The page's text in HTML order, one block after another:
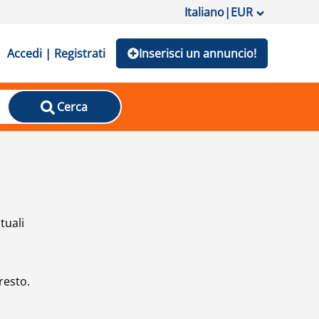
Italiano|EUR
Accedi | Registrati Inserisci un annuncio!
Cerca